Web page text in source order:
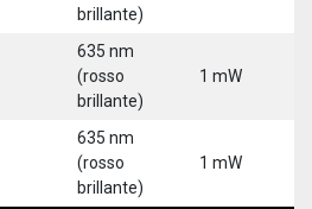
brillante)
635 nm
(rosso
brillante)
1 mW
635 nm
(rosso
brillante)
1 mW